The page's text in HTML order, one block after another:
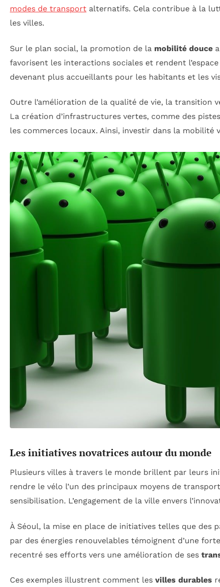
modes de transport alternatifs. Cela contribue à la
les villes.
Sur le plan social, la promotion de la mobilité douce
favorisent les interactions sociales et rendent
devenant plus accueillants pour les habitants et les
Outre l’amélioration de la qualité de vie, la transition
La création d’infrastructures vertes, comme des
les commerces locaux. Ainsi, investir dans la
Les initiatives novatrices autour du monde
Plusieurs villes à travers le monde brillent par leurs
rendre le vélo l’un des principaux moyens de
sensibilisation. L’engagement de la ville envers
À Séoul, la mise en place de initiatives telles que des
par des énergies renouvelables témoignent d’une
recentré ses efforts vers une amélioration de ses
Ces exemples illustrent comment les villes durables